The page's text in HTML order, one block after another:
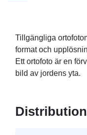
Tillgängliga
format och
Ett ortofoto är en
bild av jordens yta.